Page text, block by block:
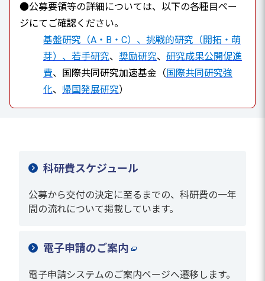
●公募要領等の詳細については、以下の各種目ペー
ジにてご確認ください。
基盤研究（A・B・C）、挑戦的研究（開拓・萌
芽）、若手研究、 奨励研究、 研究成果公開促進
費、国際共同研究加速基金（国際共同研究強
化、 帰国発展研究）
科研費スケジュール
公募から交付の決定に至るまでの、科研費の一年
間の流れについて掲載しています。
電子申請のご案内
電子申請システムのご案内ページへ遷移します。